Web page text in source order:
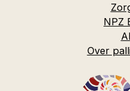
NPZ
Over